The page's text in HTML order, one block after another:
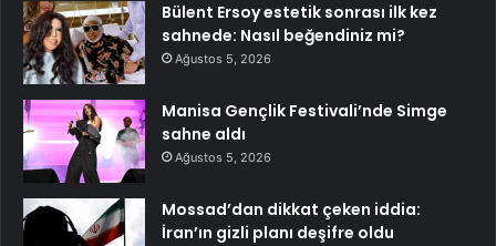
Bülent Ersoy estetik sonrası ilk kez
sahnede: Nasıl beğendiniz mi?
Ağustos 5, 2026
Manisa Gençlik Festivali’nde Simge
sahne aldı
Ağustos 5, 2026
Mossad’dan dikkat çeken iddia:
İran’ın gizli planı deşifre oldu